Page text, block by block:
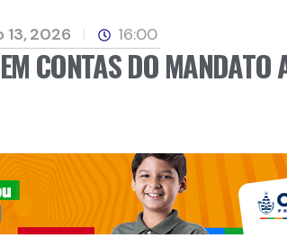
13, 2026 16:00
CONTAS DO MANDATO